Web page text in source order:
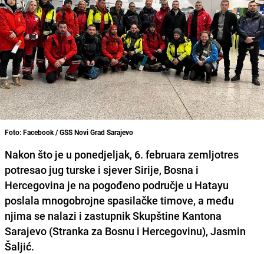
Foto: Facebook / GSS Novi Grad Sarajevo
Nakon što je u ponedjeljak, 6. februara zemljotres
potresao jug turske i sjever Sirije, Bosna i
Hercegovina je na pogođeno područje u Hatayu
poslala mnogobrojne spasilačke timove, a među
njima se nalazi i zastupnik Skupštine Kantona
Sarajevo (Stranka za Bosnu i Hercegovinu), Jasmin
Šaljić.